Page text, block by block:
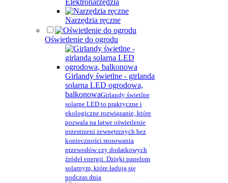
Elektronarzędzia
Narzędzia ręczne
Oświetlenie do ogrodu
Girlandy świetlne - girlanda
solarna LED ogrodowa,
balkonowaGirlandy świetlne
solarne LED to praktyczne i
ekologiczne rozwiązanie, które
pozwala na łatwe oświetlenie
przestrzeni zewnętrznych bez
konieczności stosowania
przewodów czy dodatkowych
źródeł energii. Dzięki panelom
solarnym, które ładują się
podczas dnia